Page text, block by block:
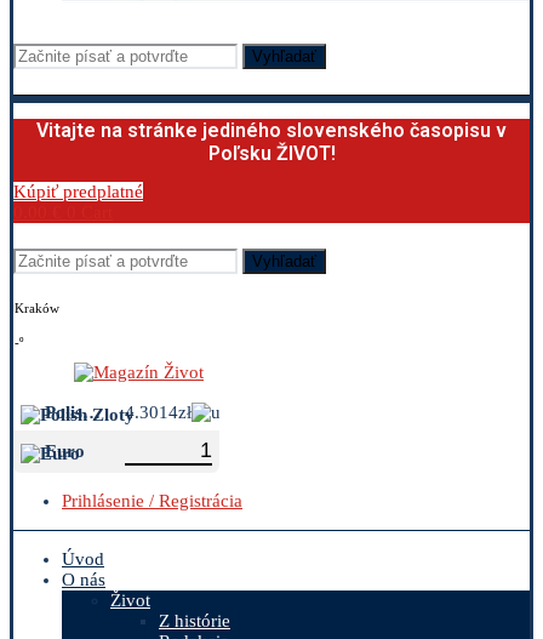
Vyhľadať
Vitajte na stránke jediného slovenského časopisu v
Poľsku ŽIVOT!
Kúpiť predplatné
Vyhľadať
Kraków
-º
Polish Zloty
4.3014zł
Euro
Prihlásenie / Registrácia
Úvod
O nás
Život
Z histórie